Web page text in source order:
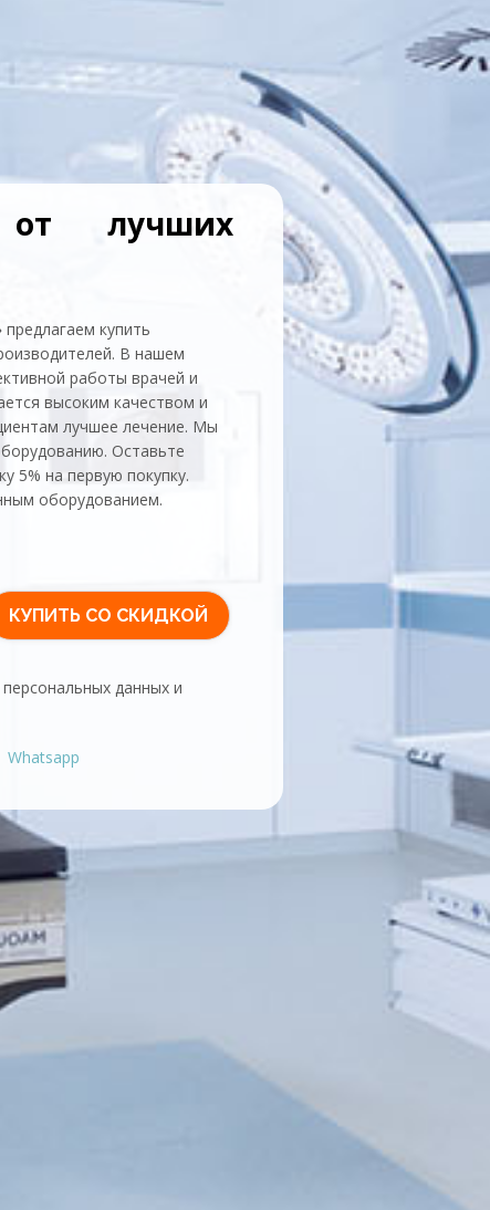
лучших
предлагаем купить
В нашем
работы врачей и
высоким качеством и
лучшее лечение. Мы
Оставьте
5% на первую покупку.
оборудованием.
данных и
Whatsapp